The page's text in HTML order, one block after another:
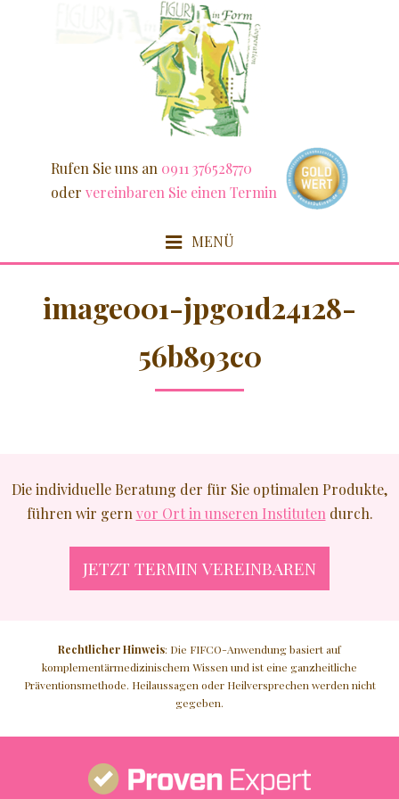
Rufen Sie uns an 0911 376528770
oder vereinbaren Sie einen Termin
MENÜ
HOME
GLATTE HAUT
NATURKOSMETIK
image001-jpg01d24128-
56b893c0
Die individuelle Beratung der für Sie optimalen Produkte,
führen wir gern vor Ort in unseren Instituten durch.
JETZT TERMIN VEREINBAREN
Rechtlicher Hinweis: Die FIFCO-Anwendung basiert auf
komplementärmedizinischem Wissen und ist eine ganzheitliche
Präventionsmethode. Heilaussagen oder Heilversprechen werden nicht
gegeben.